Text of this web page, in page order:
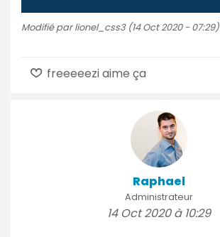
Modifié par lionel_css3 (14 Oct 2020 - 07:29)
freeeeezi aime ça
Raphael
Administrateur
14 Oct 2020 à 10:29